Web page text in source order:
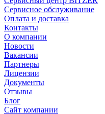
Сервисное обслуживание
Оплата и доставка
Контакты
О компании
Новости
Вакансии
Партнеры
Лицензии
Документы
Отзывы
Блог
Сайт компании